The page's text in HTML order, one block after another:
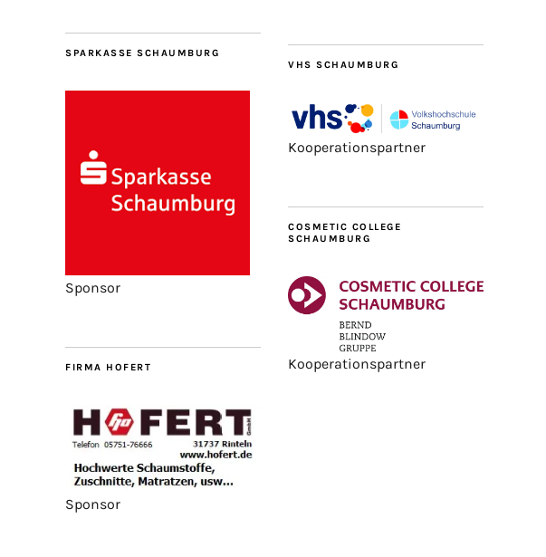
SPARKASSE SCHAUMBURG
Sponsor
FIRMA HOFERT
Sponsor
VHS SCHAUMBURG
Kooperationspartner
COSMETIC COLLEGE
SCHAUMBURG
Kooperationspartner